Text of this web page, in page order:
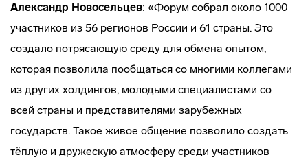
Александр Новосельцев: «Форум собрал около 1000
участников из 56 регионов России и 61 страны. Это
создало потрясающую среду для обмена опытом,
которая позволила пообщаться со многими коллегами
из других холдингов, молодыми специалистами со
всей страны и представителями зарубежных
государств. Такое живое общение позволило создать
тёплую и дружескую атмосферу среди участников